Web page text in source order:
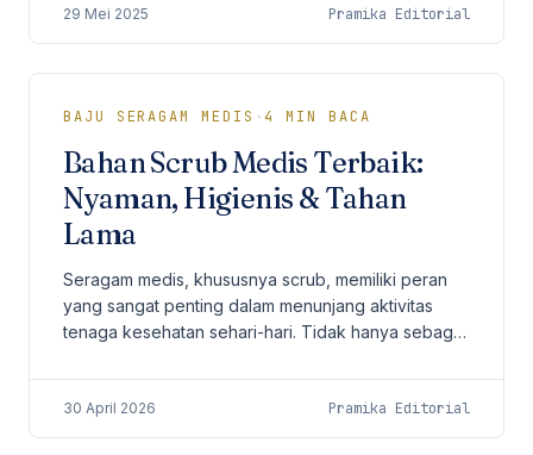
29 Mei 2025 Pramika Editorial
BAJU SERAGAM MEDIS ·4 MIN BACA
Bahan Scrub Medis Terbaik:
Nyaman, Higienis & Tahan
Lama
Seragam medis, khususnya scrub, memiliki peran
yang sangat penting dalam menunjang aktivitas
tenaga kesehatan sehari-hari. Tidak hanya sebagai
memberikan...
30 April 2026 Pramika Editorial